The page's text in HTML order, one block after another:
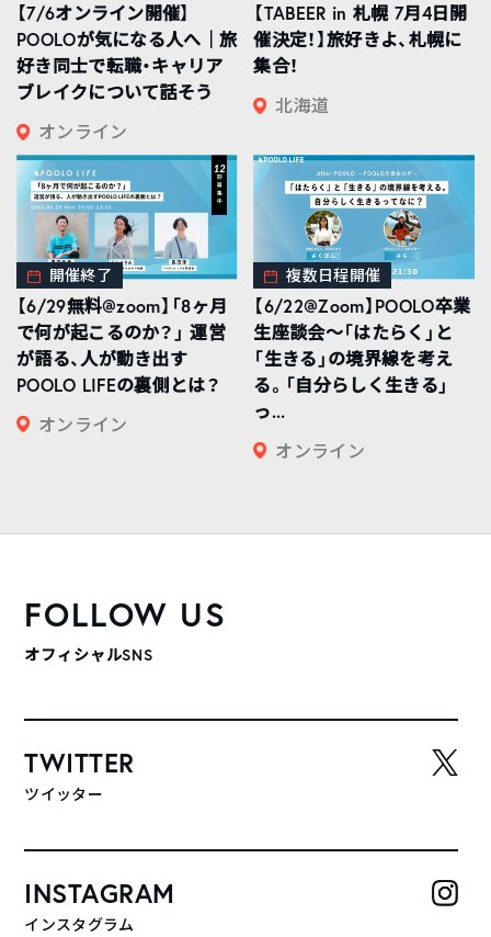
【7/6オンライン開催】
POOLOが気になる人へ｜旅
好き同士で転職・キャリア
ブレイクについて話そう
オンライン
【TABEER in 札幌 7月4日開
催決定！】旅好きよ、札幌に
集合！
北海道
開催終了
【6/29無料@zoom】「8ヶ月
で何が起こるのか？」 運営
が語る、人が動き出す
POOLO LIFEの裏側とは？
オンライン
複数日程開催
【6/22@Zoom】POOLO卒業
生座談会〜「はたらく」と
「生きる」の境界線を考え
る。「自分らしく生きる」
っ...
オンライン
FOLLOW US
オフィシャルSNS
TWITTER
ツイッター
INSTAGRAM
インスタグラム